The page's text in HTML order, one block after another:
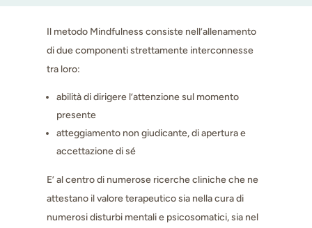
Il metodo Mindfulness consiste nell’allenamento
di due componenti strettamente interconnesse
tra loro:
abilità di dirigere l’attenzione sul momento
presente
atteggiamento non giudicante, di apertura e
accettazione di sé
E’ al centro di numerose ricerche cliniche che ne
attestano il valore terapeutico sia nella cura di
numerosi disturbi mentali e psicosomatici, sia nel